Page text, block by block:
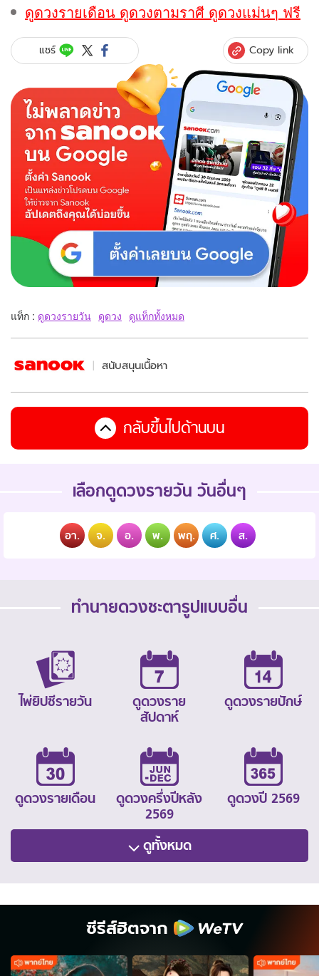
ดูดวงรายเดือน ดูดวงตามราศี ดูดวงแม่นๆ ฟรี
แชร์ Copy link
แท็ก : ดูดวงรายวัน ดูดวง ดูแท็กทั้งหมด
สนับสนุนเนื้อหา
กลับขึ้นไปด้านบน
เลือกดูดวงรายวัน วันอื่นๆ
อา. จ. อ. พ. พฤ. ศ. ส.
ทำนายดวงชะตารูปแบบอื่น
ไพ่ยิปซีรายวัน
ดูดวงราย
สัปดาห์
ดูดวงรายปักษ์
ดูดวงรายเดือน
ดูดวงครึ่งปีหลัง
2569
ดูดวงปี 2569
ดูทั้งหมด
ซีรีส์ฮิตจาก